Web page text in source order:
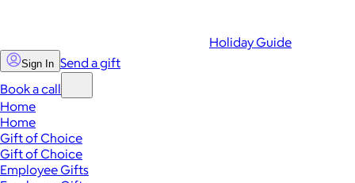
Holiday Guide
Sign In Send a gift
Book a call
Home
Home
Gift of Choice
Gift of Choice
Employee Gifts